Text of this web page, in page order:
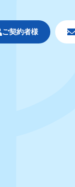
ご契約者様